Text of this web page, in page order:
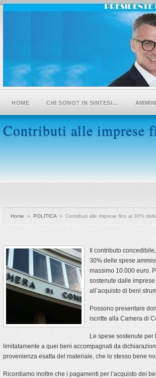
HOME CHI SONO? IN SINTESI…
Contributi alle imprese
Home » POLITICA » Contributi alle imprese fino al 30%
Il contributo
30% delle spese
massimo 10.000 euro.
sostenute dalle
all’acquisto di beni
Possono presentare
iscritte alla Camera di
Le spese sostenute
limitatamente a quei beni accompagnati da
provenienza esatta del materiale, che lo stesso bene
Ricordiamo inoltre che i pagamenti per l’acquisto dei